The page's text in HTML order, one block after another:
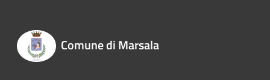
Comune di Marsala